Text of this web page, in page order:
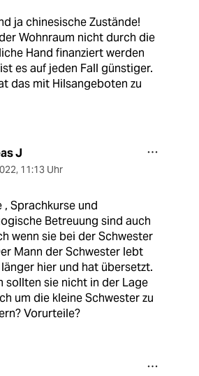
ja chinesische Zustände!
Wohnraum nicht durch die
Hand finanziert werden
es auf jeden Fall günstiger.
das mit Hilsangeboten zu
J
, 11:13 Uhr
, Sprachkurse und
Betreuung sind auch
wenn sie bei der Schwester
Mann der Schwester lebt
hier und hat übersetzt.
sollten sie nicht in der Lage
um die kleine Schwester zu
Vorurteile?